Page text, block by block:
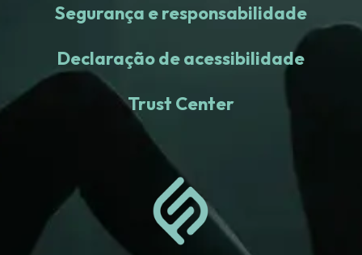
Segurança e responsabilidade
Declaração de acessibilidade
Trust Center